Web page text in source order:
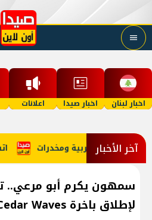
اخبار لبنان اخبار صيدا اعلانات
آخر الأخباراتفاق أمني تمهيداً
سمهون يكرم أبو مرعي..
لإطلاق باخرة Cedar Waves